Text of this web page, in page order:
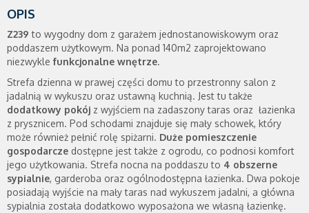
OPIS
Z239 to wygodny dom z garażem jednostanowiskowym oraz
poddaszem użytkowym. Na ponad 140m2 zaprojektowano
niezwykle funkcjonalne wnętrze.
Strefa dzienna w prawej części domu to przestronny salon z
jadalnią w wykuszu oraz ustawną kuchnią. Jest tu także
dodatkowy pokój z wyjściem na zadaszony taras oraz łazienka
z prysznicem. Pod schodami znajduje się mały schowek, który
może również pełnić rolę spiżarni. Duże pomieszczenie
gospodarcze dostępne jest także z ogrodu, co podnosi komfort
jego użytkowania. Strefa nocna na poddaszu to 4 obszerne
sypialnie, garderoba oraz ogólnodostępna łazienka. Dwa pokoje
posiadają wyjście na mały taras nad wykuszem jadalni, a główna
sypialnia została dodatkowo wyposażona we własną łazienkę.